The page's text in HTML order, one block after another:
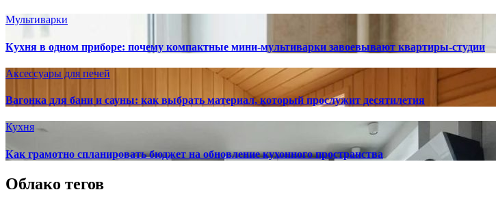
Мультиварки
Кухня в одном приборе: почему компактные мини-мультиварки завоевывают квартиры-студии
Аксессуары для печей
Вагонка для бани и сауны: как выбрать материал, который прослужит десятилетия
Кухня
Как грамотно спланировать бюджет на обновление кухонного пространства
Облако тегов